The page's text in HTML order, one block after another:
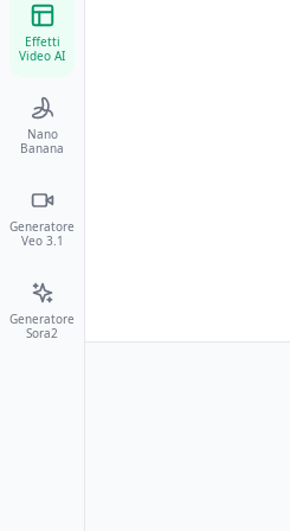
Effetti
Video AI
Nano
Banana
Generatore
Veo 3.1
Generatore
Sora2